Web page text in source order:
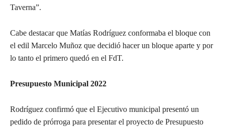
Taverna”.
Cabe destacar que Matías Rodríguez conformaba el bloque con
el edil Marcelo Muñoz que decidió hacer un bloque aparte y por
lo tanto el primero quedó en el FdT.
Presupuesto Municipal 2022
Rodríguez confirmó que el Ejecutivo municipal presentó un
pedido de prórroga para presentar el proyecto de Presupuesto